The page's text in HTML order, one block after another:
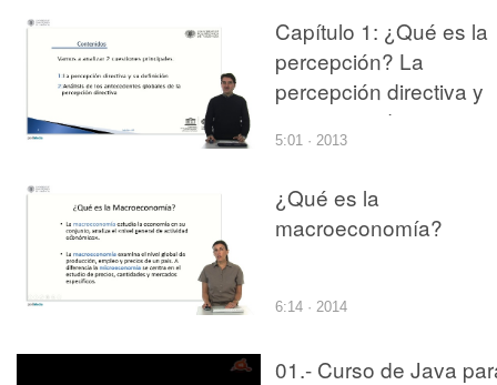
Capítulo 1: ¿Qué es la
percepción? La
percepción directiva y
sus antecedentes
5:01 · 2013
¿Qué es la
macroeconomía?
6:14 · 2014
01.- Curso de Java